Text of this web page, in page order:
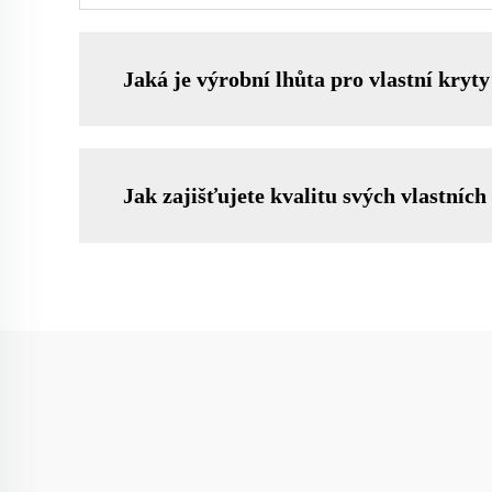
Jaká je výrobní lhůta pro vlastní kryty
Jak zajišťujete kvalitu svých